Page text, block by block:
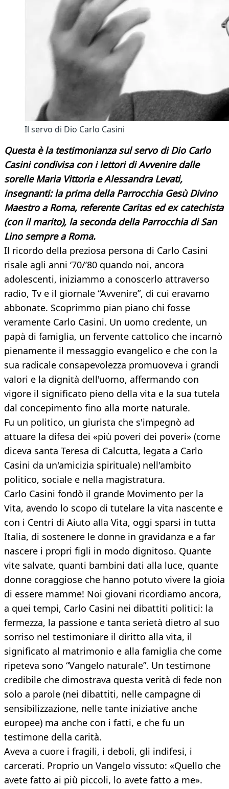
Il servo di Dio Carlo Casini
Questa è la testimonianza sul servo di Dio Carlo
Casini condivisa con i lettori di Avvenire dalle
sorelle Maria Vittoria e Alessandra Levati,
insegnanti: la prima della Parrocchia Gesù Divino
Maestro a Roma, referente Caritas ed ex catechista
(con il marito), la seconda della Parrocchia di San
Lino sempre a Roma.
Il ricordo della preziosa persona di Carlo Casini
risale agli anni ‘70/’80 quando noi, ancora
adolescenti, iniziammo a conoscerlo attraverso
radio, Tv e il giornale “Avvenire”, di cui eravamo
abbonate. Scoprimmo pian piano chi fosse
veramente Carlo Casini. Un uomo credente, un
papà di famiglia, un fervente cattolico che incarnò
pienamente il messaggio evangelico e che con la
sua radicale consapevolezza promuoveva i grandi
valori e la dignità dell'uomo, affermando con
vigore il significato pieno della vita e la sua tutela
dal concepimento fino alla morte naturale.
Fu un politico, un giurista che s'impegnò ad
attuare la difesa dei «più poveri dei poveri» (come
diceva santa Teresa di Calcutta, legata a Carlo
Casini da un'amicizia spirituale) nell'ambito
politico, sociale e nella magistratura.
Carlo Casini fondò il grande Movimento per la
Vita, avendo lo scopo di tutelare la vita nascente e
con i Centri di Aiuto alla Vita, oggi sparsi in tutta
Italia, di sostenere le donne in gravidanza e a far
nascere i propri figli in modo dignitoso. Quante
vite salvate, quanti bambini dati alla luce, quante
donne coraggiose che hanno potuto vivere la gioia
di essere mamme! Noi giovani ricordiamo ancora,
a quei tempi, Carlo Casini nei dibattiti politici: la
fermezza, la passione e tanta serietà dietro al suo
sorriso nel testimoniare il diritto alla vita, il
significato al matrimonio e alla famiglia che come
ripeteva sono “Vangelo naturale”. Un testimone
credibile che dimostrava questa verità di fede non
solo a parole (nei dibattiti, nelle campagne di
sensibilizzazione, nelle tante iniziative anche
europee) ma anche con i fatti, e che fu un
testimone della carità.
Aveva a cuore i fragili, i deboli, gli indifesi, i
carcerati. Proprio un Vangelo vissuto: «Quello che
avete fatto ai più piccoli, lo avete fatto a me».